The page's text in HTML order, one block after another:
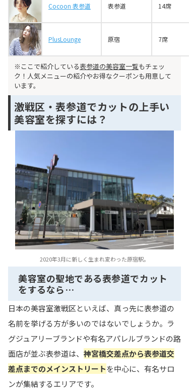
Cocoon 表参道 表参道 14席
PlusLounge 原宿 7席
※ここで紹介している表参道の美容室一覧もチェッ
ク！人気メニューの紹介やお得なクーポンも用意して
います。
激戦区・表参道でカットの上手い
美容室を探すには？
2020年3月に新しく生まれ変わった原宿駅。
美容室の聖地である表参道でカット
をするなら…
日本の美容室激戦区といえば、真っ先に表参道の
名前を挙げる方が多いのではないでしょうか。ラ
グジュアリーブランドや有名アパレルブランドの路
面店が並ぶ表参道は、 神宮橋交差点から表参道交
差点までのメインストリートを中心に、有名サロ
ンが集結するエリアです。